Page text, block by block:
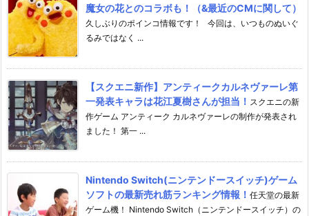
魔女の花とのコラボも！（&最近のCMに関して）
久しぶりのポインコ情報です！ 今回は、いつものぬいぐ
るみではなく ...
【スクエニ新作】アンティークカルネヴァーレ第
一発表キャラは花江夏樹さんが担当！ スクエニの新
作ゲーム アンティーク カルネヴァーレの制作が発表され
ました！ 第一 ...
Nintendo Switch(ニンテンドースイッチ)ゲーム
ソフトの最新売れ筋ランキング情報！ 任天堂の最新
ゲーム機！ Nintendo Switch（ニンテンドースイッチ）の